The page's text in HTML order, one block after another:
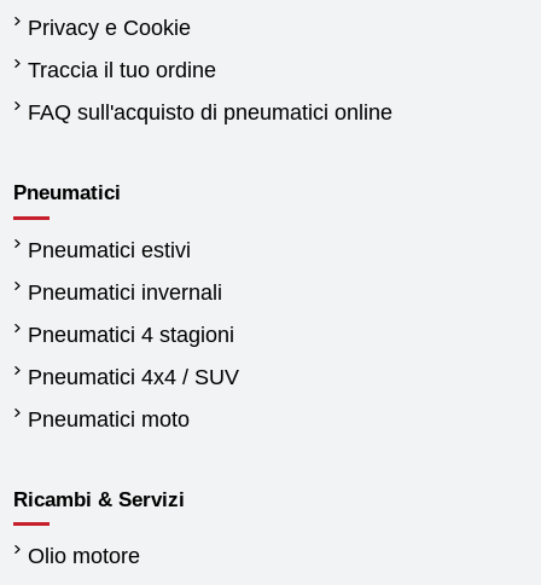
Privacy e Cookie
Traccia il tuo ordine
FAQ sull'acquisto di pneumatici online
Pneumatici
Pneumatici estivi
Pneumatici invernali
Pneumatici 4 stagioni
Pneumatici 4x4 / SUV
Pneumatici moto
Ricambi & Servizi
Olio motore